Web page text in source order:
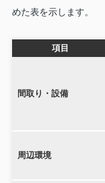
めた表を示します。
項目
間取り・設備
周辺環境